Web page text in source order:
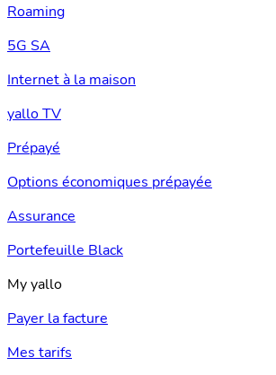
Roaming
5G SA
Internet à la maison
yallo TV
Prépayé
Options économiques prépayée
Assurance
Portefeuille Black
My yallo
Payer la facture
Mes tarifs